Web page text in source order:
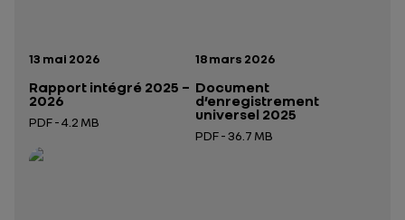
Date de publication:
13 mai 2026
Rapport intégré 2025 –
2026
PDF - 4.2 MB
Ouverture dans un nouvel onglet
Date de publication:
18 mars 2026
Document
d’enregistrement
universel 2025
PDF - 36.7 MB